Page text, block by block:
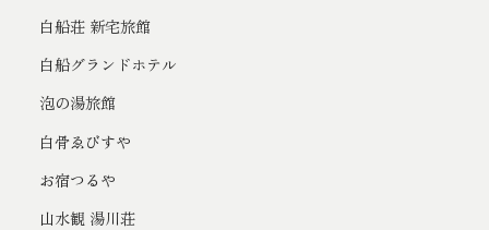
白船荘 新宅旅館
白船グランドホテル
泡の湯旅館
白骨ゑびすや
お宿つるや
山水観 湯川荘